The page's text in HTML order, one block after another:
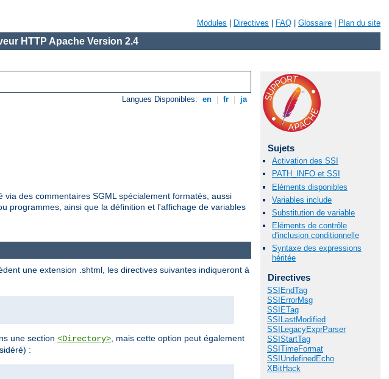
Modules Directives FAQ Glossaire Plan du site
HTTP Apache Version 2.4
Langues Disponibles: en fr ja
des commentaires SGML spécialement formatés, aussi
programmes, ainsi que la définition et l'affichage de variables
Sujets
Activation des SSI
PATH_INFO et SSI
Eléments disponibles
Variables include
Substitution de variable
Eléments de contrôle
d'inclusion conditionnelle
Syntaxe des expressions
héritée
Directives
SSIEndTag
SSIErrorMsg
SSIETag
SSILastModified
SSILegacyExprParser
SSIStartTag
SSITimeFormat
SSIUndefinedEcho
XBitHack
une extension .shtml, les directives suivantes indiqueront à
une section <Directory> , mais cette option peut également
: